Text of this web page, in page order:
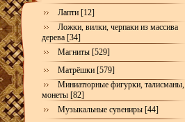
Лапти [12]
Ложки, вилки, черпаки из массива
дерева [34]
Магниты [529]
Матрёшки [579]
Миниатюрные фигурки, талисманы,
монеты [82]
Музыкальные сувениры [44]